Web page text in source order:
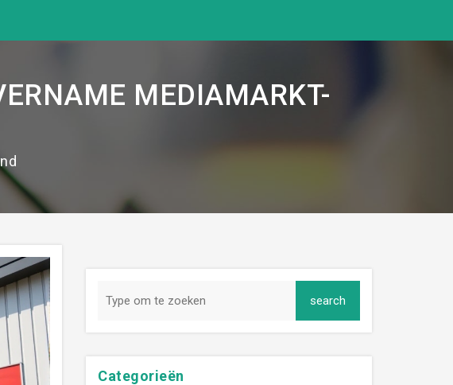
MEDIAMARKT-
Categorieën